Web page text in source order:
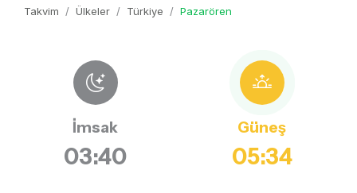
Takvim Ülkeler Türkiye Pazarören
İmsak
03:40
Güneş
05:34